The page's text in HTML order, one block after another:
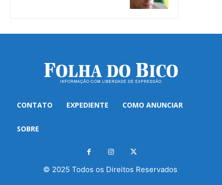
CONTATO EXPEDIENTE COMO ANUNCIAR
SOBRE
© 2025 Todos os Direitos Reservados